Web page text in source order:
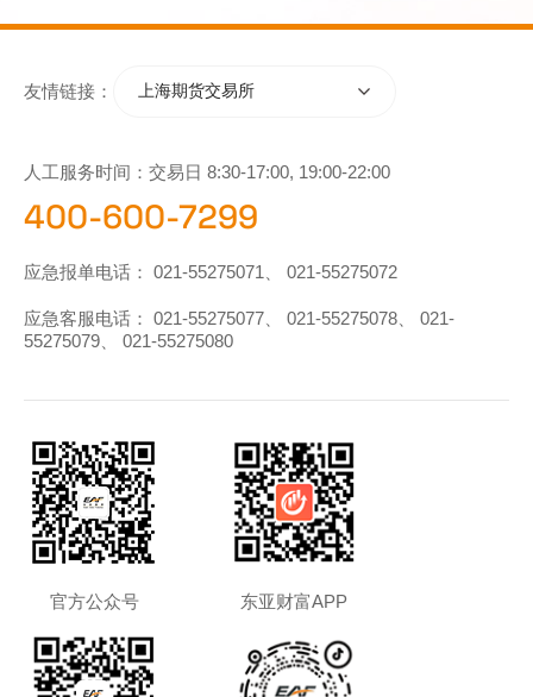
友情链接： 上海期货交易所
人工服务时间：交易日 8:30-17:00, 19:00-22:00
400-600-7299
应急报单电话： 021-55275071 021-55275072
应急客服电话： 021-55275077 021-55275078
021-
55275079
021-55275080
官方公众号 东亚财富APP